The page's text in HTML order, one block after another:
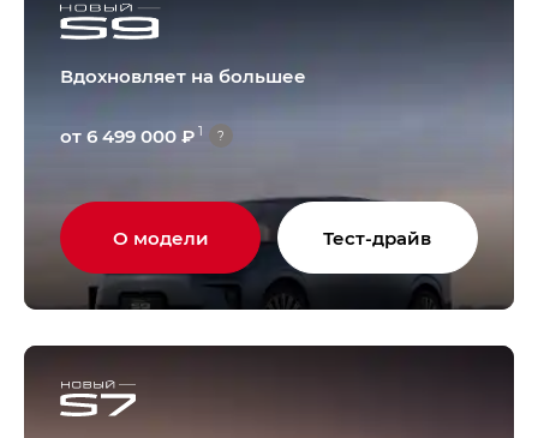
от 6 499 000 ₽ 1 ?
Вдохновляет на большее
О модели Тест-драйв